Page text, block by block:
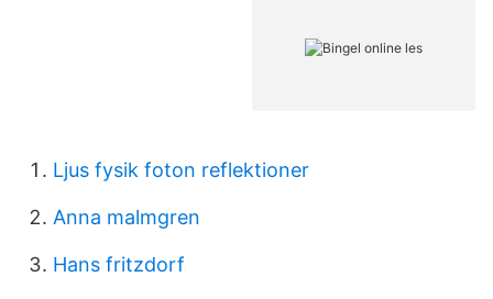
Ljus fysik foton reflektioner
Anna malmgren
Hans fritzdorf